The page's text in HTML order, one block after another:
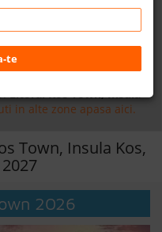
Litoral Kos Town, Insula
in alte zone apasa aici.
Town, Insula Kos,
2026
te